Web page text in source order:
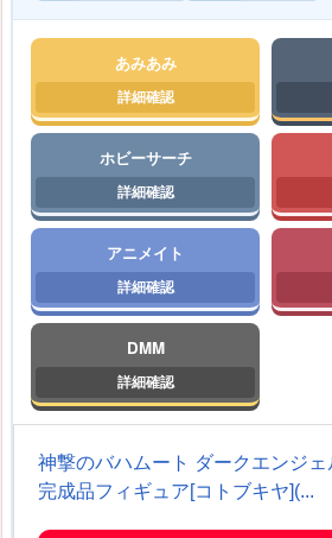
あみあみ
ホビーサーチ
アニメイト
DMM
神撃のバハムート ダークエンジ
完成品フィギュア[コトブキヤ](...